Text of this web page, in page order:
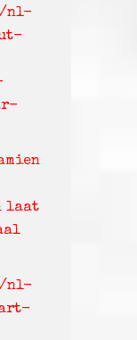
nl-
laat
nl-